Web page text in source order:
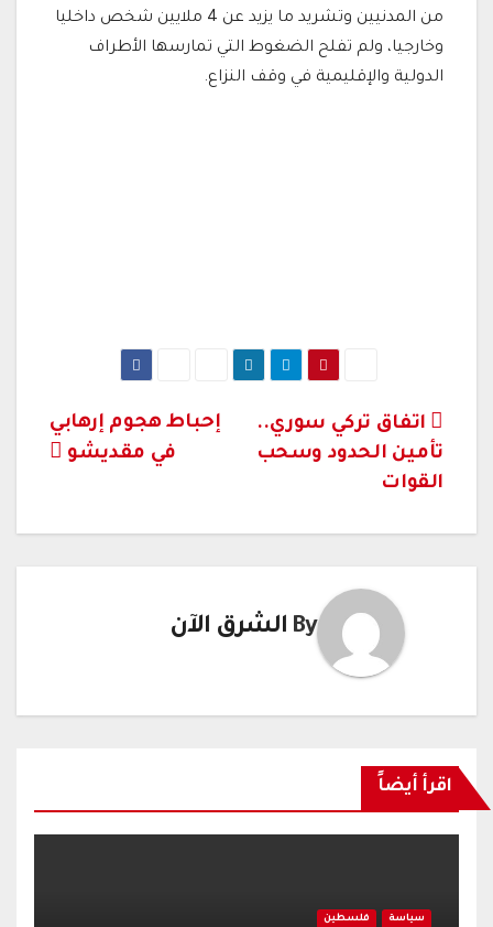
من المدنيين وتشريد ما يزيد عن 4 ملايين شخص داخليا
وخارجيا، ولم تفلح الضغوط التي تمارسها الأطراف
الدولية والإقليمية في وقف النزاع.
تصفّح
المقالات
إحباط هجوم إرهابي
في مقديشو
اتفاق تركي سوري..
تأمين الحدود وسحب
القوات
By الشرق الآن
اقرأ أيضاً
سياسة فلسطين